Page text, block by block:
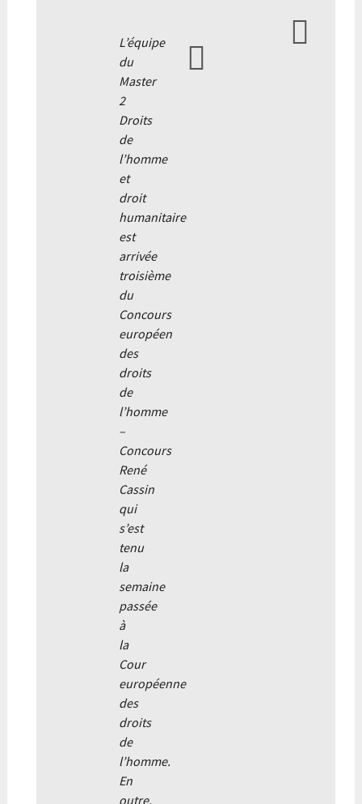
L’équipe
du
Master
2
Droits
de
l’homme
et
droit
humanitaire
est
arrivée
troisième
du
Concours
européen
des
droits
de
l’homme
–
Concours
René
Cassin
qui
s’est
tenu
la
semaine
passée
à
la
Cour
européenne
des
droits
de
l’homme.
En
outre,